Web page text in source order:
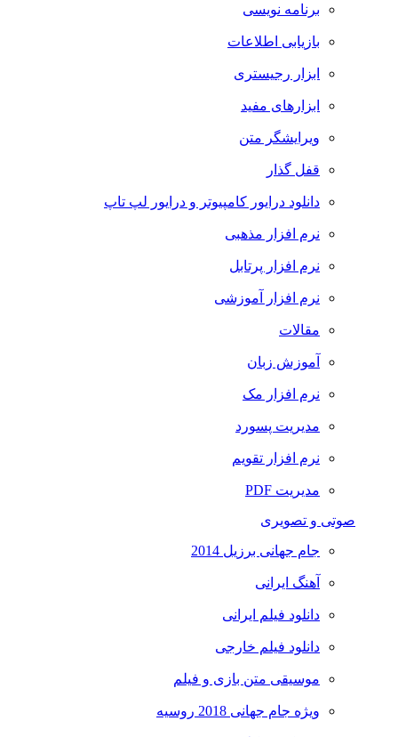
برنامه نویسی
بازیابی اطلاعات
ابزار رجیستری
ابزارهای مفید
ویرایشگر متن
قفل گذار
دانلود درایور کامپیوتر و درایور لپ تاپ
نرم افزار مذهبی
نرم افزار پرتابل
نرم افزار آموزشی
مقالات
آموزش زبان
نرم افزار مک
مدیریت پسورد
نرم افزار تقویم
مدیریت PDF
صوتی و تصویری
جام جهانی برزیل 2014
آهنگ ایرانی
دانلود فیلم ایرانی
دانلود فیلم خارجی
موسیقی متن بازی و فیلم
ویژه جام جهانی 2018 روسیه